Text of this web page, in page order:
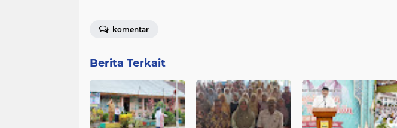
komentar
Berita Terkait